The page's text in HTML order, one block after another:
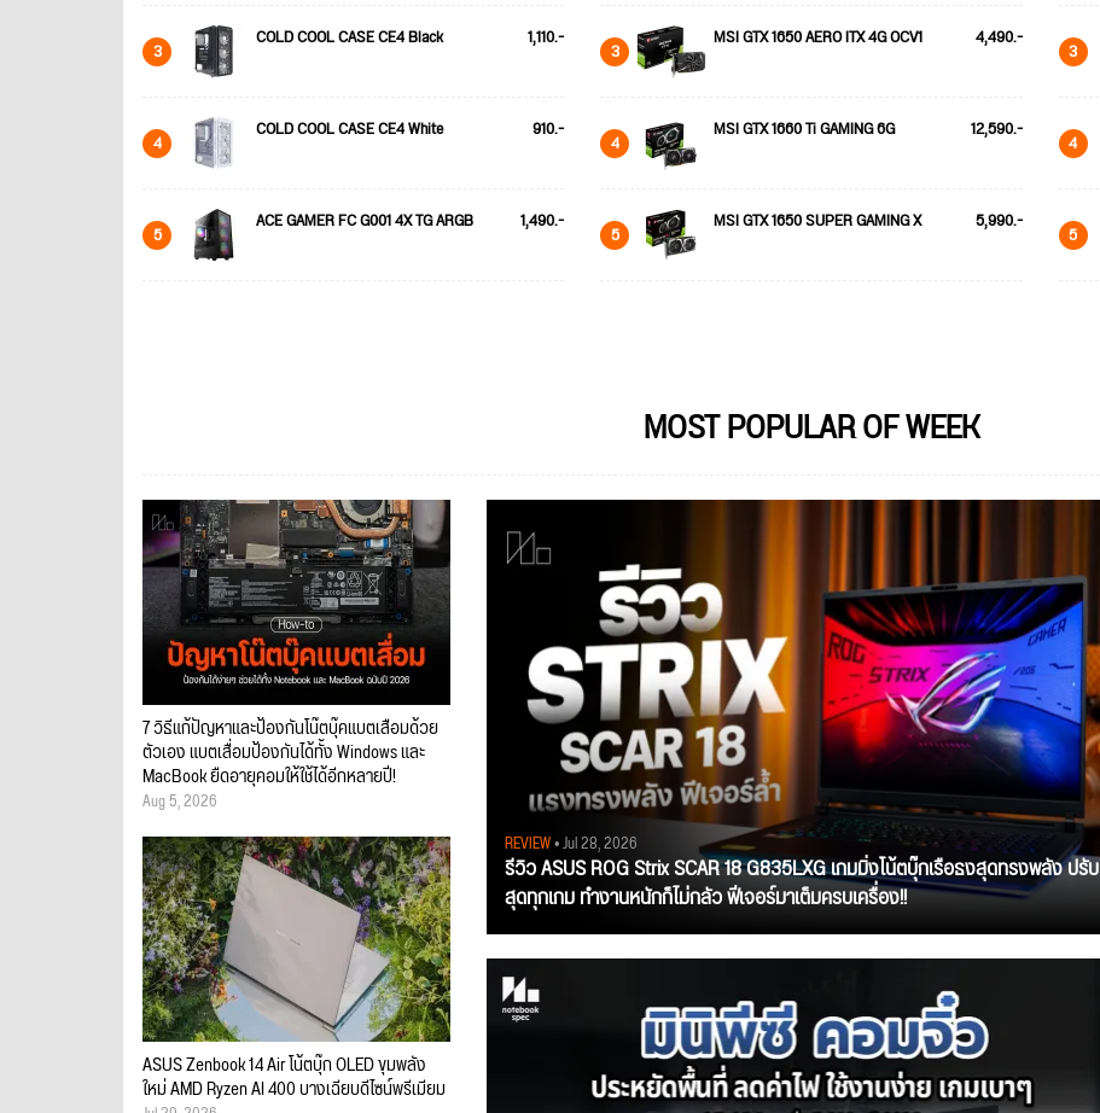
3 COLD COOL CASE CE4 Black 1,110.-
4 COLD COOL CASE CE4 White 910.-
5 ACE GAMER FC G001 4X TG ARGB 1,490.-
3 MSI GTX 1650 AERO ITX 4G OCV1 4,490.-
4 MSI GTX 1660 Ti GAMING 6G 12,590.-
5 MSI GTX 1650 SUPER GAMING X 5,990.-
3
4
5
MOST POPULAR OF WEEK
REVIEW• Jul 28, 2026
รีวิว ASUS ROG Strix SCAR 18 G835LXG เกมมิ่งโน้ตบุ๊กเรือธงสุดทรงพลัง ปรับ
สุดทุกเกม ทำงานหนักก็ไม่กลัว ฟีเจอร์มาเต็มครบเครื่อง!!
7 วิธีแก้ปัญหาและป้องกันโน๊ตบุ๊คแบตเสื่อมด้วย
ตัวเอง แบตเสื่อมป้องกันได้ทั้ง Windows และ
MacBook ยืดอายุคอมให้ใช้ได้อีกหลายปี!
Aug 5, 2026
ASUS Zenbook 14 Air โน้ตบุ๊ก OLED ขุมพลัง
ใหม่ AMD Ryzen AI 400 บางเฉียบดีไซน์พรีเมียม